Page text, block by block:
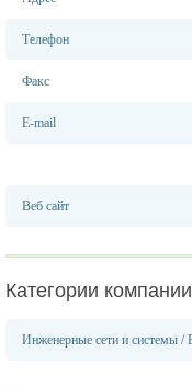
Телефон
Факс
E-mail
Веб сайт
Категории
Инженерные сети и системы /